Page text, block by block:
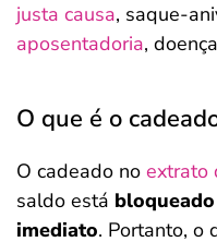
justa causa, saque-
aposentadoria,
O que é o
O cadeado no extrato
saldo está
imediato. Portanto, o